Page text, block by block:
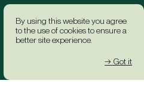
By using this website you agree
to the use of cookies to ensure a
better site experience.
→ Got it